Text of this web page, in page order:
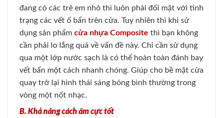
đang có các trẻ em nhỏ thì luôn phải đối mặt với tình
trạng các vết ố bẩn trên cửa. Tuy nhiên thì khi sử
dụng sản phẩm cửa nhựa Composite thì bạn không
cần phải lo lắng quá về vấn đề này. Chỉ cần sử dụng
qua một lớp nước sạch là có thể hoàn toàn đánh bay
vết bẩn một cách nhanh chóng. Giúp cho bề mặt cửa
quay trở lại hình thái sáng bóng bình thường trong
vòng một nốt nhạc.
B. Khả năng cách âm cực tốt